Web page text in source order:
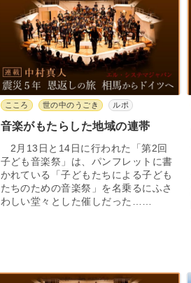
こころ 世の中のうごき ルポ
音楽がもたらした地域の連帯
2月13日と14日に行われた「第2回
子ども音楽祭」は、パンフレットに書
かれている「子どもたちによる子ども
たちのための音楽祭」を名乗るにふさ
わしい堂々とした催しだった……